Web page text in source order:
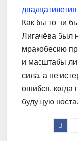
двадцатилетия
Как бы то ни
Лигачёва был
мракобесию
и масштабы
сила, а не
ошибся, когда
будущую